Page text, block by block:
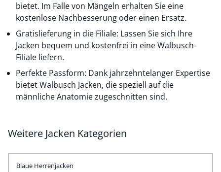
bietet. Im Falle von Mängeln erhalten Sie eine
kostenlose Nachbesserung oder einen Ersatz.
Gratislieferung in die Filiale: Lassen Sie sich Ihre
Jacken bequem und kostenfrei in eine Walbusch-
Filiale liefern.
Perfekte Passform: Dank jahrzehntelanger Expertise
bietet Walbusch Jacken, die speziell auf die
männliche Anatomie zugeschnitten sind.
Weitere Jacken Kategorien
Blaue Herrenjacken